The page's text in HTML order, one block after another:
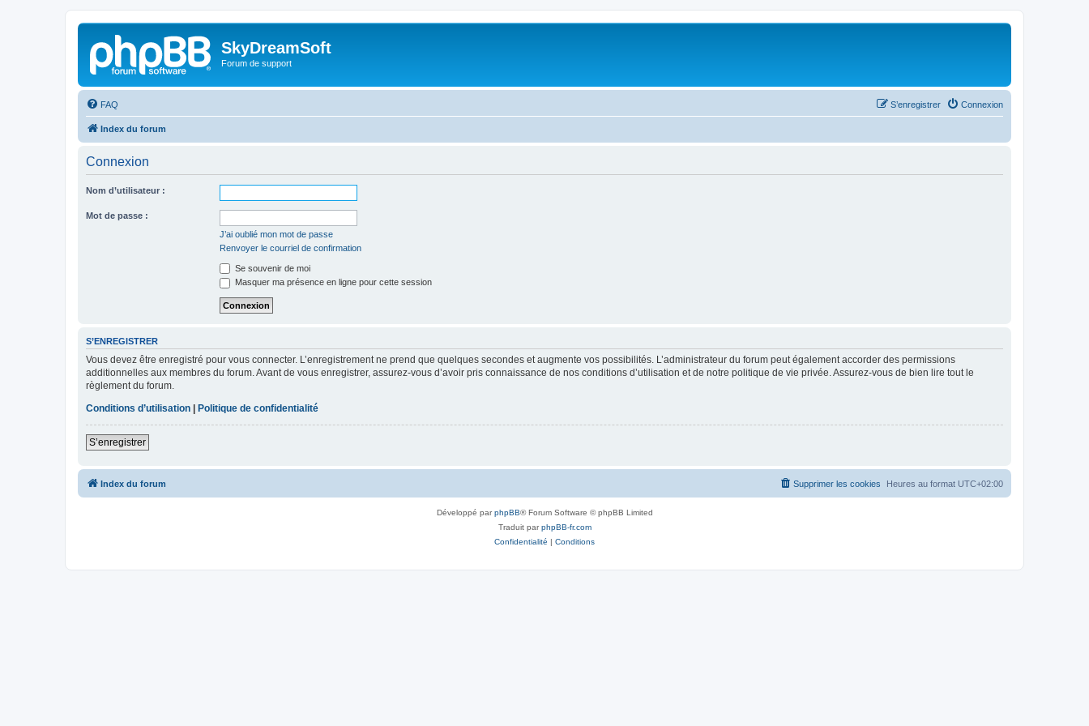
SkyDreamSoft
Forum de support
FAQ Connexion
S’enregistrer
Index du forum
Connexion
Nom d’utilisateur :
Mot de passe :
J’ai oublié mon mot de passe
Renvoyer le courriel de confirmation
Se souvenir de moi
Masquer ma présence en ligne pour cette session
S’ENREGISTRER
Vous devez être enregistré pour vous connecter. L’enregistrement ne prend que quelques secondes et augmente vos possibilités. L’administrateur du forum peut également accorder des permissions
additionnelles aux membres du forum. Avant de vous enregistrer, assurez-vous d’avoir pris connaissance de nos conditions d’utilisation et de notre politique de vie privée. Assurez-vous de bien lire tout le
règlement du forum.
Conditions d’utilisation
Politique de confidentialité
S’enregistrer
Index du forum Heures au format UTC+02:00
Supprimer les cookies
Développé parphpBB® Forum Software © phpBB Limited
Traduit parphpBB-fr.com
Confidentialité | Conditions